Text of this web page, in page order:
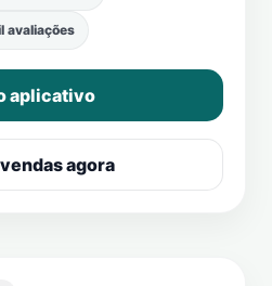
avaliações
aplicativo
agora